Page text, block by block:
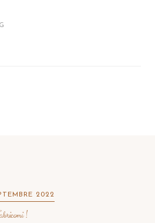
2022
!